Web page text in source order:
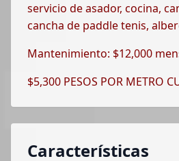
servicio de asador, cocina,
cancha de paddle tenis,
Mantenimiento: $12,000
$5,300 PESOS POR METRO
Características